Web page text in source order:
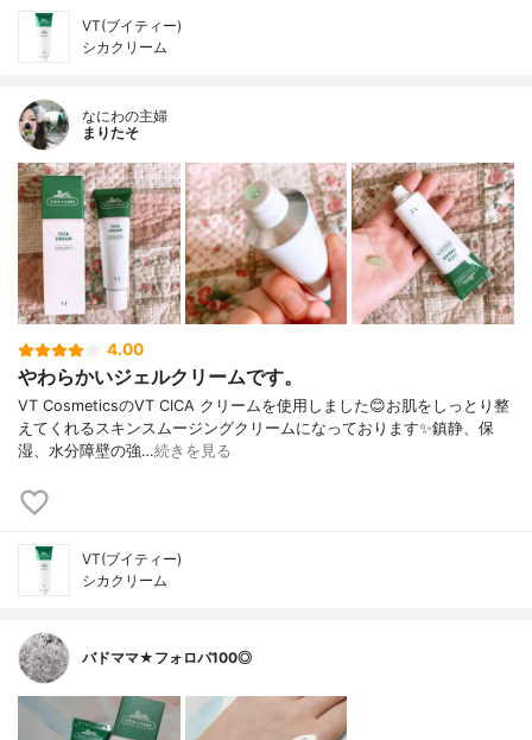
VT(ブイティー)
シカクリーム
なにわの主婦
まりたそ
4.00
やわらかいジェルクリームです。
VT CosmeticsのVT CICA クリームを使用しました😊お肌をしっとり整
えてくれるスキンスムージングクリームになっております✨鎮静、保
湿、水分障壁の強…続きを見る
VT(ブイティー)
シカクリーム
バドママ★フォロバ100◎